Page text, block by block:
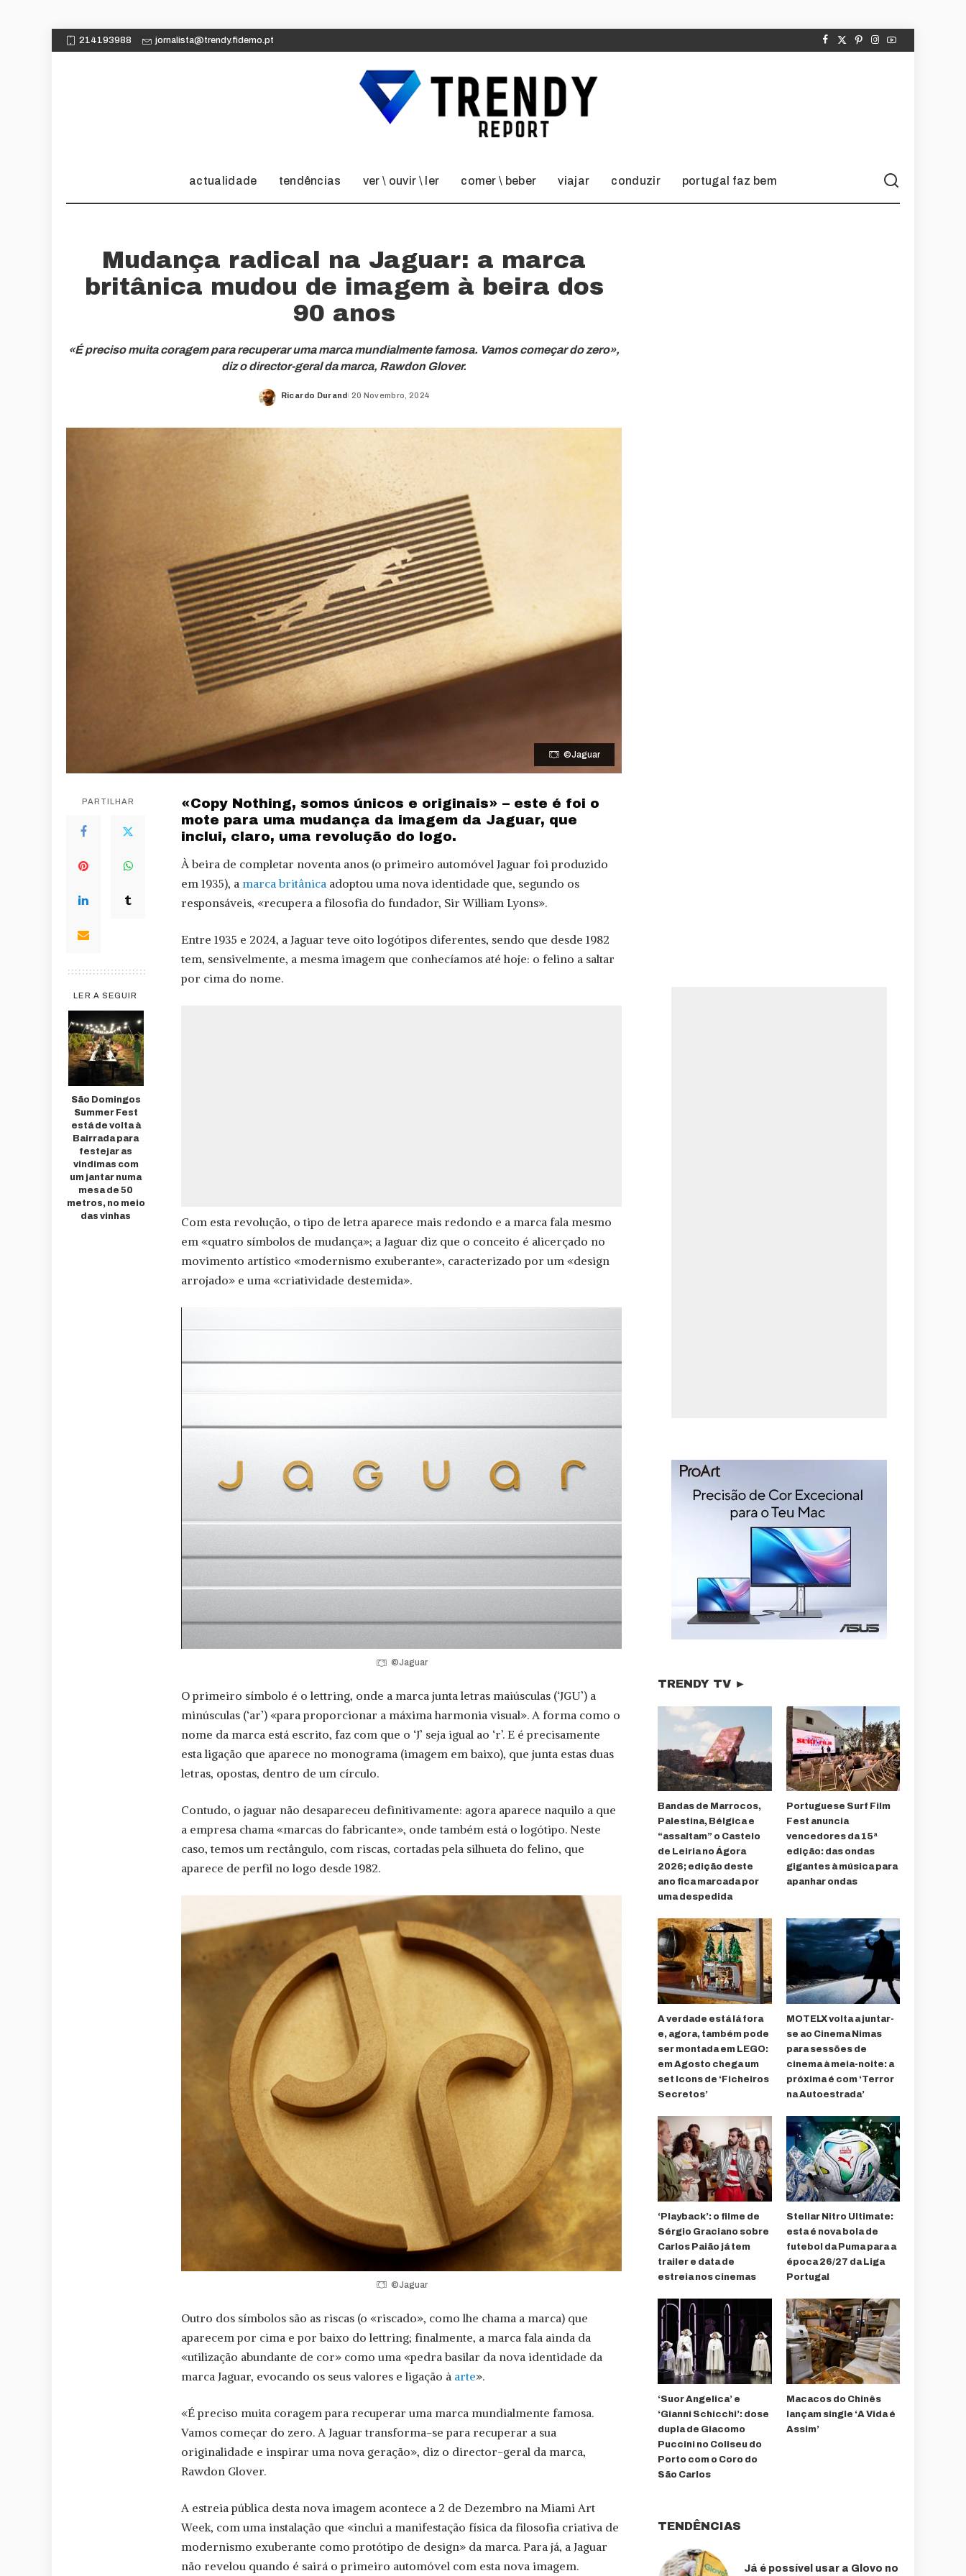
214193988 jornalista@trendy.fidemo.pt
actualidade tendências ver \ ouvir \ ler comer \ beber viajar conduzir portugal faz bem
Mudança radical na Jaguar: a marca
britânica mudou de imagem à beira dos
90 anos
«É preciso muita coragem para recuperar uma marca mundialmente famosa. Vamos começar do zero»,
diz o director-geral da marca, Rawdon Glover.
Posted
Ricardo Durand 20 Novembro, 2024
©Jaguar
PARTILHAR
LER A SEGUIR
São Domingos
Summer Fest
está de volta à
Bairrada para
festejar as
vindimas com
um jantar numa
mesa de 50
metros, no meio
das vinhas
«Copy Nothing, somos únicos e originais» – este é foi o
mote para uma mudança da imagem da Jaguar, que
inclui, claro, uma revolução do logo.
À beira de completar noventa anos (o primeiro automóvel Jaguar foi produzido
em 1935), a marca britânica adoptou uma nova identidade que, segundo os
responsáveis, «recupera a filosofia do fundador, Sir William Lyons».
Entre 1935 e 2024, a Jaguar teve oito logótipos diferentes, sendo que desde 1982
tem, sensivelmente, a mesma imagem que conhecíamos até hoje: o felino a saltar
por cima do nome.
Com esta revolução, o tipo de letra aparece mais redondo e a marca fala mesmo
em «quatro símbolos de mudança»; a Jaguar diz que o conceito é alicerçado no
movimento artístico «modernismo exuberante», caracterizado por um «design
arrojado» e uma «criatividade destemida».
©Jaguar
O primeiro símbolo é o lettring, onde a marca junta letras maiúsculas (‘JGU’) a
minúsculas (‘ar’) «para proporcionar a máxima harmonia visual». A forma como o
nome da marca está escrito, faz com que o ‘J’ seja igual ao ‘r’. E é precisamente
esta ligação que aparece no monograma (imagem em baixo), que junta estas duas
letras, opostas, dentro de um círculo.
Contudo, o jaguar não desapareceu definitivamente: agora aparece naquilo a que
a empresa chama «marcas do fabricante», onde também está o logótipo. Neste
caso, temos um rectângulo, com riscas, cortadas pela silhueta do felino, que
aparece de perfil no logo desde 1982.
©Jaguar
Outro dos símbolos são as riscas (o «riscado», como lhe chama a marca) que
aparecem por cima e por baixo do lettring; finalmente, a marca fala ainda da
«utilização abundante de cor» como uma «pedra basilar da nova identidade da
marca Jaguar, evocando os seus valores e ligação à arte».
«É preciso muita coragem para recuperar uma marca mundialmente famosa.
Vamos começar do zero. A Jaguar transforma-se para recuperar a sua
originalidade e inspirar uma nova geração», diz o director-geral da marca,
Rawdon Glover.
A estreia pública desta nova imagem acontece a 2 de Dezembro na Miami Art
Week, com uma instalação que «inclui a manifestação física da filosofia criativa de
modernismo exuberante como protótipo de design» da marca. Para já, a Jaguar
não revelou quando é sairá o primeiro automóvel com esta nova imagem.
TRENDY TV ►
Bandas de Marrocos,
Palestina, Bélgica e
“assaltam” o Castelo
de Leiria no Ágora
2026; edição deste
ano fica marcada por
uma despedida
Portuguese Surf Film
Fest anuncia
vencedores da 15ª
edição: das ondas
gigantes à música para
apanhar ondas
A verdade está lá fora
e, agora, também pode
ser montada em LEGO:
em Agosto chega um
set Icons de ‘Ficheiros
Secretos’
MOTELX volta a juntar-
se ao Cinema Nimas
para sessões de
cinema à meia-noite: a
próxima é com ‘Terror
na Autoestrada’
‘Playback’: o filme de
Sérgio Graciano sobre
Carlos Paião já tem
trailer e data de
estreia nos cinemas
Stellar Nitro Ultimate:
esta é nova bola de
futebol da Puma para a
época 26/27 da Liga
Portugal
‘Suor Angelica’ e
‘Gianni Schicchi’: dose
dupla de Giacomo
Puccini no Coliseu do
Porto com o Coro do
São Carlos
Macacos do Chinês
lançam single ‘A Vida é
Assim’
TENDÊNCIAS
Já é possível usar a Glovo no